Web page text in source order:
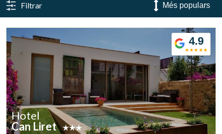
Filtrar
4.9
Hotel
Can Liret